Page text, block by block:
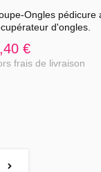
Ongles pédicure
d'ongles.
€
frais de livraison